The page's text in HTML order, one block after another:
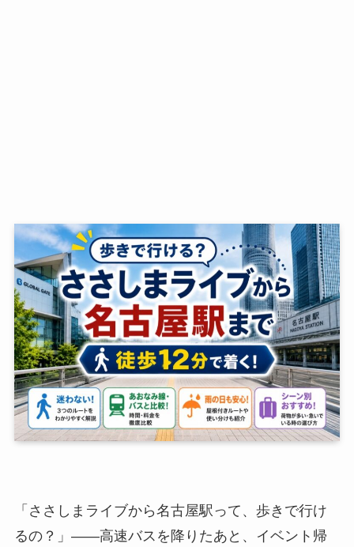
「ささしまライブから名古屋駅って、歩きで行け
るの？」——高速バスを降りたあと、イベント帰